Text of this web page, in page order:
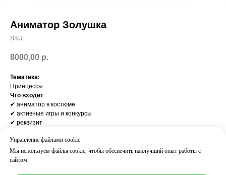
Аниматор Золушка
SKU:
8000,00 р.
Тематика:
Принцессы
Что входит:
✔ аниматор в костюме
✔ активные игры и конкурсы
✔ реквизит
Результат :
дети активно вовлечены, веселье с первых минут
Часто добавляют:
Управление файлами cookie
Мы используем файлы cookie, чтобы обеспечить наилучший опыт работы с
сайтом.